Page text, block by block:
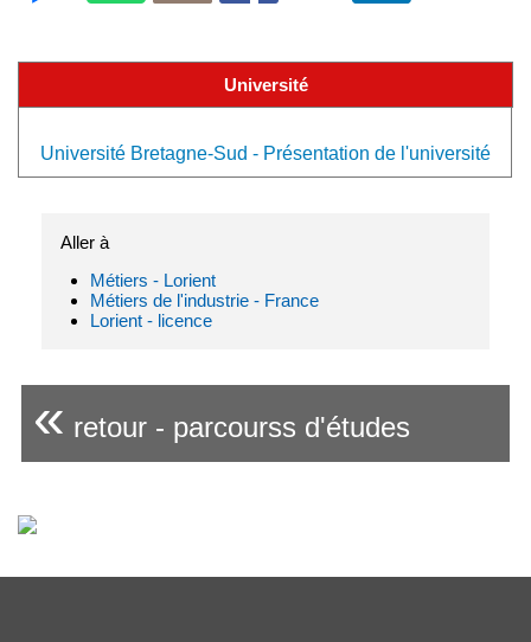
Université
Université Bretagne-Sud - Présentation de l'université
Aller à
Métiers - Lorient
Métiers de l'industrie - France
Lorient - licence
« retour - parcourss d'études